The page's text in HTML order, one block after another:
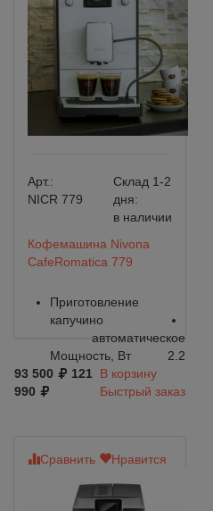
Арт.:
NICR 779
Склад 1-2
дня:
в наличии
Кофемашина Nivona
CafeRomatica 779
Приготовление
капучино
автоматическое
Мощность, Вт
2.2
93 500
121
990
В корзину
Быстрый заказ
Сравнить Нравится